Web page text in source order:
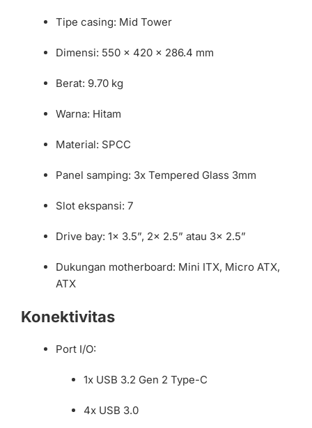
Tipe casing: Mid Tower
Dimensi: 550 x 420 x 286.4 mm
Berat: 9.70 kg
Warna: Hitam
Material: SPCC
Panel samping: 3x Tempered Glass 3mm
Slot ekspansi: 7
Drive bay: 1x 3.5”, 2x 2.5” atau 3x 2.5”
Dukungan motherboard: Mini ITX, Micro ATX,
ATX
Konektivitas
Port I/O:
1x USB 3.2 Gen 2 Type-C
4x USB 3.0